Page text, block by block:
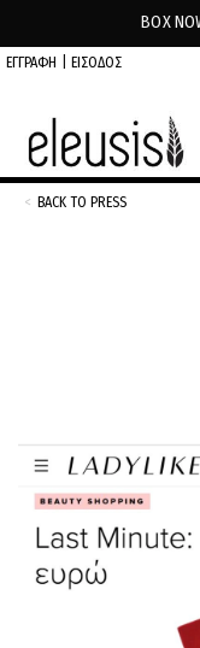
BOX
ΕΓΓΡΑΦΗ ΕΙΣΟΔΟΣ
BACK TO PRESS